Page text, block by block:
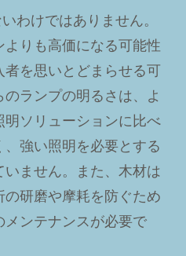
わけではありません。
りも高価になる可能性
を思いとどまらせる可
ランプの明るさは、よ
明ソリューションに比べ
強い照明を必要とする
ません。また、木材は
研磨や摩耗を防ぐため
ンテナンスが必要で